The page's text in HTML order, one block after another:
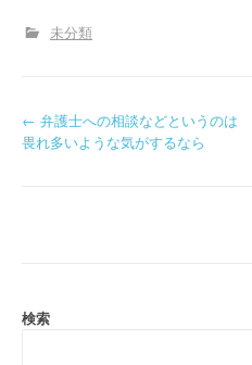
未分類
P
a
← 弁護士への相談などというのは
畏れ多いような気がするなら
検索